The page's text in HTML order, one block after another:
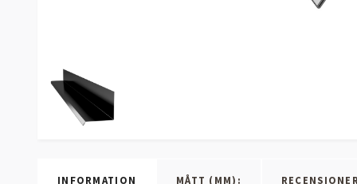
INFORMATION MÅTT (MM):